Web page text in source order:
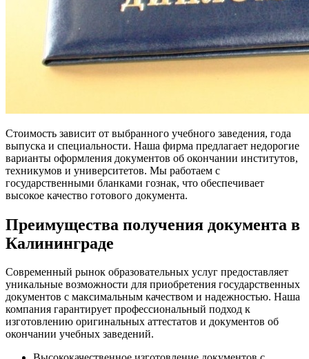
Стоимость зависит от выбранного учебного заведения, года
выпуска и специальности. Наша фирма предлагает недорогие
варианты оформления документов об окончании институтов,
техникумов и университетов. Мы работаем с
государственными бланками гознак, что обеспечивает
высокое качество готового документа.
Преимущества получения документа в
Калининграде
Современный рынок образовательных услуг предоставляет
уникальные возможности для приобретения государственных
документов с максимальным качеством и надежностью. Наша
компания гарантирует профессиональный подход к
изготовлению оригинальных аттестатов и документов об
окончании учебных заведений.